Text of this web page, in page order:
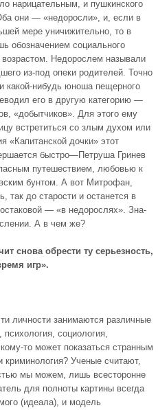
нарицательным, и пушкинского
они — «недоросли», и, если в
мере уничижительно, то в
обозначением соци­ального
возрастом. Недорослем называли
из-под опеки родителей. Точно
какой-нибудь юноша пещерного
его в другую категорию —
«добытчиков». Для этого ему
встретиться со злым духом или
«Капитанской дочки» этот
быстро—Петруша Гринев
пу­тешествием, любовью к
бунтом. А вот Митрофан,
так до старости и останется в
— «в недорослях». Зна­
А в чем же?
снова обрести ту серьезность,
игр».
личности зани­маются различные
психология, социология,
то может показаться странным
Ученые считают,
мы можем, лишь всесторонне
для полноты картины всегда
(идеала), и модель